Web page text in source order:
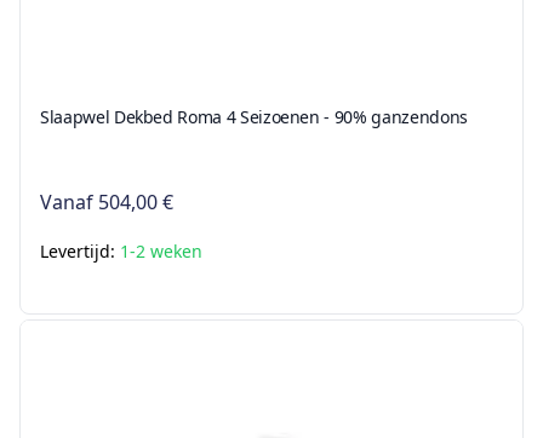
Slaapwel Dekbed Roma 4 Seizoenen - 90% ganzendons
Vanaf 504,00 €
Levertijd: 1-2 weken